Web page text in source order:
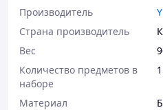
Производитель
Страна производитель
Вес
Количество предметов в
наборе
Материал